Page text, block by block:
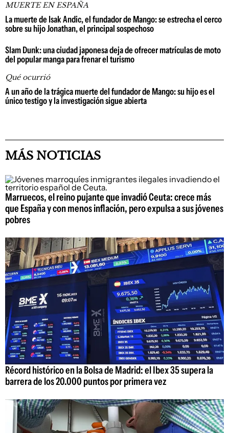
MUERTE EN ESPAÑA
La muerte de Isak Andic, el fundador de Mango: se estrecha el cerco
sobre su hijo Jonathan, el principal sospechoso
Slam Dunk: una ciudad japonesa deja de ofrecer matrículas de moto
del popular manga para frenar el turismo
Qué ocurrió
A un año de la trágica muerte del fundador de Mango: su hijo es el
único testigo y la investigación sigue abierta
MÁS NOTICIAS
Marruecos, el reino pujante que invadió Ceuta: crece más
que España y con menos inflación, pero expulsa a sus jóvenes
pobres
Récord histórico en la Bolsa de Madrid: el Ibex 35 supera la
barrera de los 20.000 puntos por primera vez